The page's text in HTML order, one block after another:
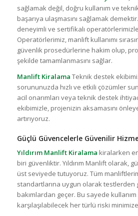
sağlamak değil, doğru kullanım ve
başarıya ulaşmasını sağlamak
deneyimli ve sertifikalı
Operatörlerimiz, manlift kullanımı
güvenlik prosedürlerine hakim olup,
şekilde tamamlanmasını sağlar.
Manlift Kiralama Teknik destek
sorununuzda hızlı ve etkili çözümler
acil onarımları veya teknik destek
ekibimizle, projenizin aksamasını
artırıyoruz.
Güçlü Güvencelerle Güvenilir
Yıldırım Manlift Kiralama kiralarken
biri güvenliktir. Yıldırım Manlift olarak,
üst seviyede tutuyoruz. Tüm
standartlarına uygun olarak testlerden
bakımlardan geçer. Bu sayede kullanım
karşılaşılabilecek her türlü riski